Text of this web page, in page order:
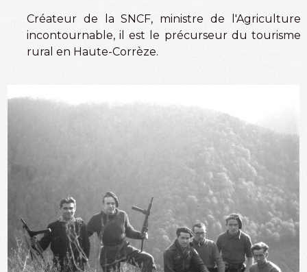
Créateur de la SNCF, ministre de l'Agriculture
incontournable, il est le précurseur du tourisme
rural en Haute-Corrèze.